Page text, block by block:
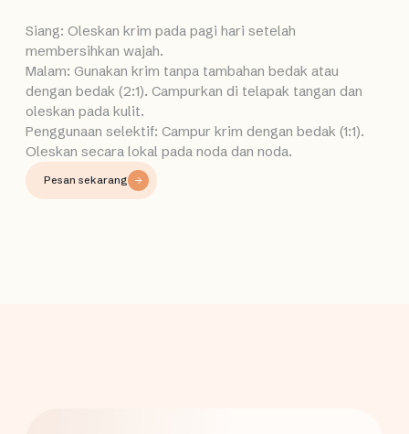
Siang: Oleskan krim pada pagi hari setelah
membersihkan wajah.
Malam: Gunakan krim tanpa tambahan bedak atau
dengan bedak (2:1). Campurkan di telapak tangan dan
oleskan pada kulit.
Penggunaan selektif: Campur krim dengan bedak (1:1).
Oleskan secara lokal pada noda dan noda.
Pesan sekarang